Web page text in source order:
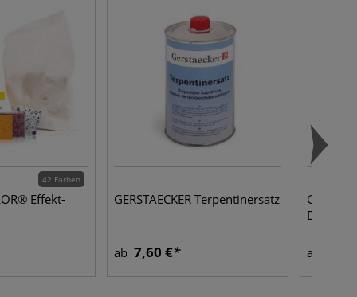
42 Farben
Effekt-
GERSTAECKER Terpentinersatz
ab 7,60 €
Detail-
ab